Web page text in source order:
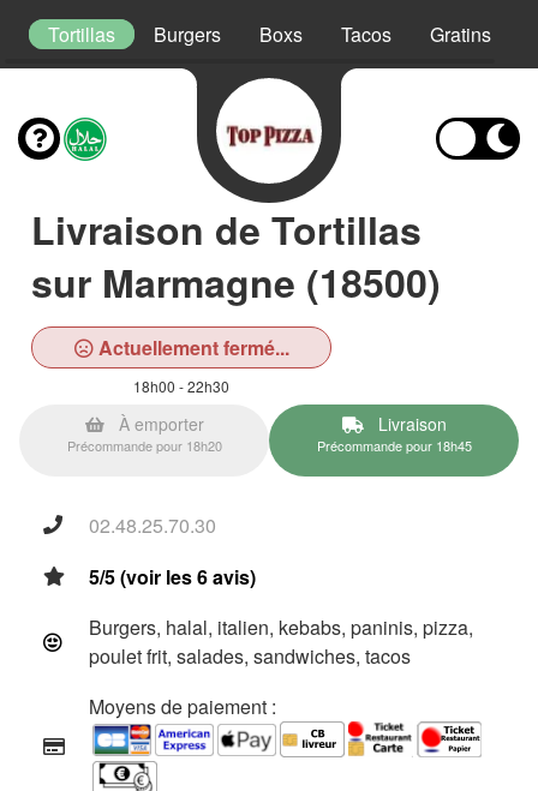
Tortillas Burgers Boxs Tacos Gratins
Livraison de Tortillas
sur Marmagne (18500)
Actuellement fermé...
18h00 - 22h30
À emporter
Précommande pour 18h20
Livraison
Précommande pour 18h45
02.48.25.70.30
5/5 (voir les 6 avis)
Burgers, halal, italien, kebabs, paninis, pizza,
poulet frit, salades, sandwiches, tacos
Moyens de paiement :